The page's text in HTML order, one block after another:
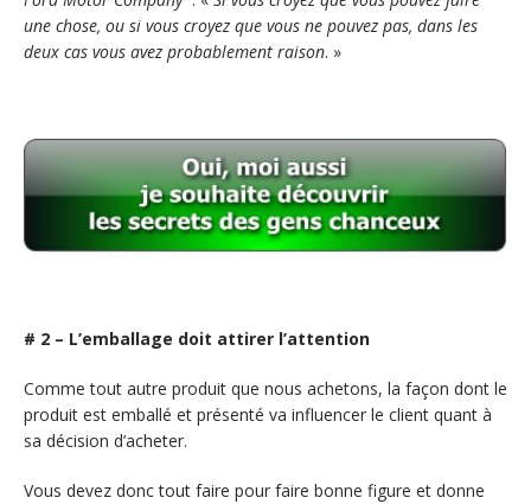
une chose, ou si vous croyez que vous ne pouvez pas, dans les
deux cas vous avez probablement raison. »
# 2 – L’emballage doit attirer l’attention
Comme tout autre produit que nous achetons, la façon dont le
produit est emballé et présenté va influencer le client quant à
sa décision d’acheter.
Vous devez donc tout faire pour faire bonne figure et donne